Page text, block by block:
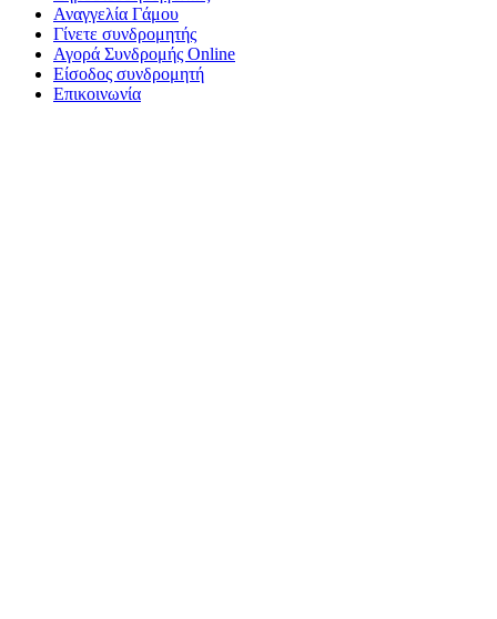
Αναγγελία Γάμου
Γίνετε συνδρομητής
Αγορά Συνδρομής Online
Είσοδος συνδρομητή
Επικοινωνία